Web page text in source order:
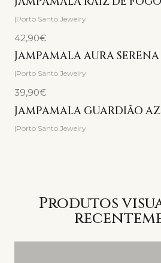
|Porto Santo Jewelry
42,90€
JAMPAMALA AURA SERENA
|Porto Santo Jewelry
39,90€
JAMPAMALA GUARDIÃO
|Porto Santo Jewelry
Produtos